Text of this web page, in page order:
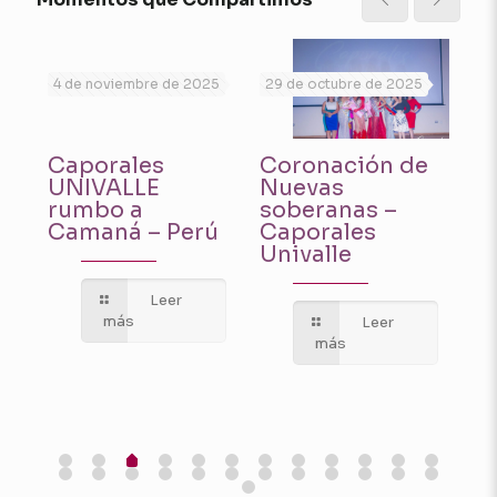
4 de noviembre de 2025
Caporales
UNIVALLE
rumbo a
Camaná – Perú
Leer
más
29 de octubre de 2025
Coronación de
Nuevas
soberanas –
Caporales
Univalle
Leer
más